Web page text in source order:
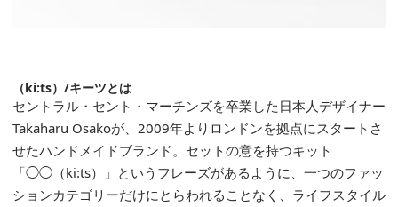
（ki:ts）/キーツとは
セントラル・セント・マーチンズを卒業した日本人デザイナー
Takaharu Osakoが、2009年よりロンドンを拠点にスタートさ
せたハンドメイドブランド。セットの意を持つキット
「◯◯（ki:ts）」というフレーズがあるように、一つのファッ
ションカテゴリーだけにとらわれることなく、ライフスタイル